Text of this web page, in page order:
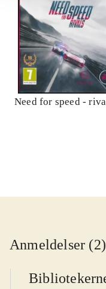
Need for speed -
Anmeldelser (2)